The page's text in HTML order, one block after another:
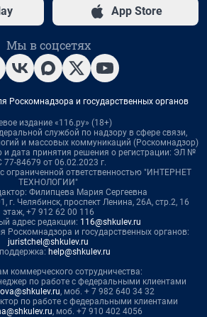
App Store
Мы в соцсетях
Роскомнадзора и государственных органов
издание «116.ру» (18+)
службой по надзору в сфере связи,
и массовых коммуникаций (Роскомнадзор)
и дата принятия решения о регистрации: ЭЛ №
77-84679 от 06.02.2023 г.
ограниченной ответственностью "ИНТЕРНЕТ
ТЕХНОЛОГИИ"
Филипцева Мария Сергеевна
г. Челябинск, проспект Ленина, 26А, стр.2, 16
этаж, +7 912 62 00 116
адрес редакции: 116@shkulev.ru
Роскомнадзора и государственных органов:
juristchel@shkulev.ru
help@shkulev.ru
коммерческого сотрудничества:
по работе с федеральными клиентами
, моб. + 7 982 640 34 32
по работе с федеральными клиентами
, моб. +7 910 402 4056